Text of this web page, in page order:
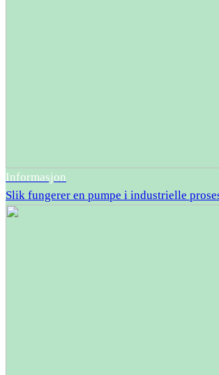
Informasjon
Slik fungerer en pumpe i industrielle